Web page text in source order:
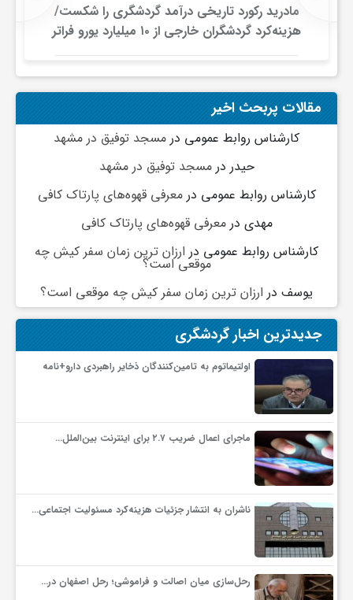
مادرید رکورد تاریخی درآمد گردشگری را شکست/
هزینه‌کرد گردشگران خارجی از ۱۰ میلیارد یورو فراتر
رفت
مقالات پربحث اخیر
کارشناس روابط عمومی در مسجد توفیق در مشهد
حیدر درمسجد توفیق در مشهد
کارشناس روابط عمومی درمعرفی قهوه‌های پارتاک کافی
مهدی درمعرفی قهوه‌های پارتاک کافی
کارشناس روابط عمومی در ارزان ترین زمان سفر کیش چه
موقعی است؟
یوسف در ارزان ترین زمان سفر کیش چه موقعی است؟
جدیدترین اخبار گردشگری
اولتیماتوم به تامین‌کنندگان ذخایر راهبردی دارو+نامه
ماجرای اعمال ضریب ۲.۷ برای اینترنت بین‌الملل…
ناشران به انتشار جزئیات هزینه‌کرد مسئولیت اجتماعی…
رحل‌سازی میان اصالت و فراموشی؛ رحل اصفهان در…